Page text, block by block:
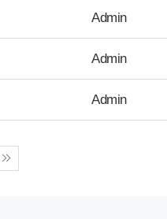
Admin
Admin
Admin